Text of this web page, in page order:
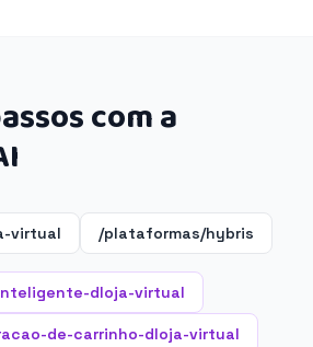
com a
virtual /plataformas/hybris
dloja-virtual
de-carrinho-dloja-virtual